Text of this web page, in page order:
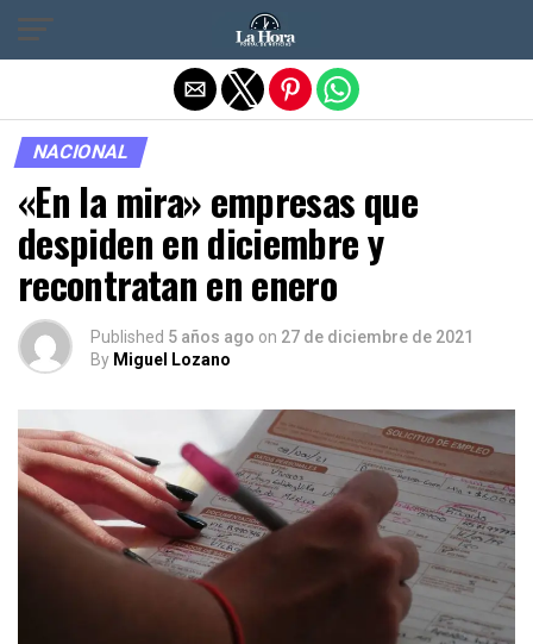
NACIONAL
«En la mira» empresas que
despiden en diciembre y
recontratan en enero
Published 5 años ago on 27 de diciembre de 2021
By Miguel Lozano
Salir de la versión móvil